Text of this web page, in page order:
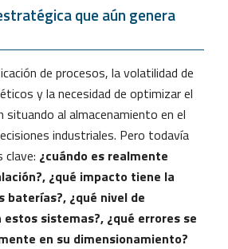
que aún genera
de procesos, la volatilidad de
y la necesidad de optimizar el
al almacenamiento en el
industriales. Pero todavía
¿cuándo es realmente
¿qué impacto tiene la
baterías?, ¿qué nivel de
sistemas?, ¿qué errores se
en su dimensionamiento?